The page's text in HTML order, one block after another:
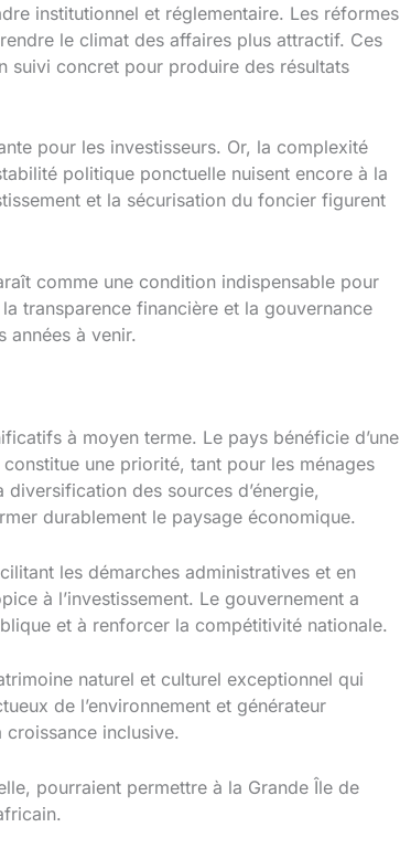
institutionnel et réglementaire. Les réformes
le climat des affaires plus attractif. Ces
suivi concret pour produire des résultats
pour les investisseurs. Or, la complexité
politique ponctuelle nuisent encore à la
et la sécurisation du foncier figurent
comme une condition indispensable pour
transparence financière et la gouvernance
années à venir.
à moyen terme. Le pays bénéficie d’une
constitue une priorité, tant pour les ménages
des sources d’énergie,
durablement le paysage économique.
les démarches administratives et en
à l’investissement. Le gouvernement a
et à renforcer la compétitivité nationale.
naturel et culturel exceptionnel qui
de l’environnement et générateur
inclusive.
pourraient permettre à la Grande Île de